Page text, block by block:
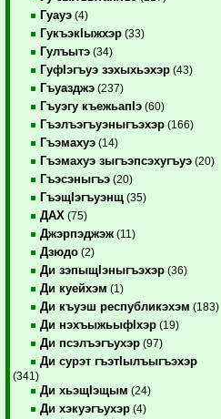
Гуауэ (4)
ГукъэкIыжхэр (33)
Гулъытэ (34)
ГуфIэгъуэ зэхыхьэхэр (43)
Гъуазджэ (237)
Гъуэгу къежьапIэ (60)
Гъэлъэгъуэныгъэхэр (166)
Гъэмахуэ (14)
Гъэмахуэ зыгъэпсэхугъуэ (20)
Гъэсэныгъэ (20)
ГъэщIэгъуэнщ (35)
ДАХ (75)
Джэрпэджэж (11)
Дзюдо (2)
Ди зэпыщIэныгъэхэр (36)
Ди куейхэм (1)
Ди къуэш республикэхэм (183)
Ди нэхъыжьыфIхэр (19)
Ди псэлъэгъухэр (97)
Ди сурэт гъэтIылъыгъэхэр
(341)
Ди хьэщIэщым (24)
Ди хэкуэгъухэр (4)